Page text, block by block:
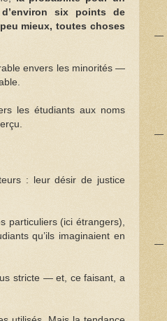
six points de
mieux, toutes choses
envers les minorités —
les étudiants aux noms
: leur désir de justice
particuliers (ici étrangers),
qu’ils imaginaient en
stricte — et, ce faisant, a